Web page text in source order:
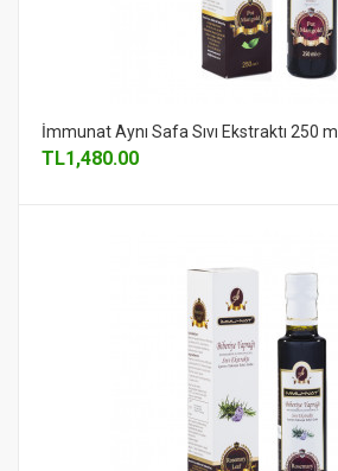
İmmunat Aynı Safa Sıvı Ekstraktı 250 ml
TL1,480.00